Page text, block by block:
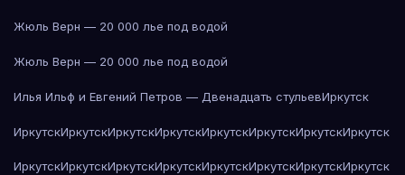
Жюль Верн — 20 000 лье под водой
Жюль Верн — 20 000 лье под водой
Илья Ильф и Евгений Петров — Двенадцать стульевИркутск
ИркутскИркутскИркутскИркутскИркутскИркутскИркутскИркутск
ИркутскИркутскИркутскИркутскИркутскИркутскИркутскИркутск